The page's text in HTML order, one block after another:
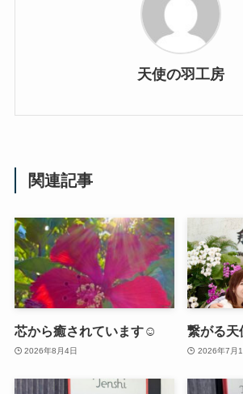
天使の羽工房
関連記事
芯から癒されています☺️
2026年8月4日
繋がる天
2026年7月